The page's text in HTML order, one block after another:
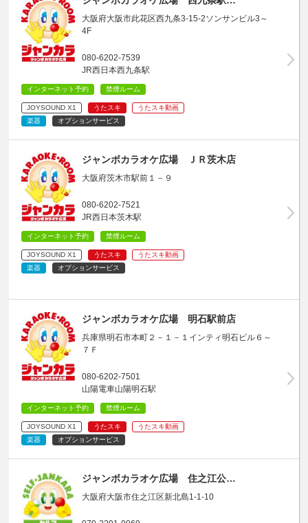
大阪府大阪市此花区西九条3-15-2ソンサンビル3～
4F
080-6202-7539
JR西日本西九条駅
インターネット予約 禁煙ルーム
JOYSOUND X1 うたスキ
うたスキ動画
楽器
オプションサービス
ジャンボカラオケ広場 ＪＲ茨木店
大阪府茨木市駅前１－９
080-6202-7521
JR西日本茨木駅
インターネット予約 禁煙ルーム
JOYSOUND X1 うたスキ
うたスキ動画
楽器
オプションサービス
ジャンボカラオケ広場 明石駅前店
兵庫県明石市本町２－１－１インティ明石ビル６～
７Ｆ
080-6202-7501
山陽電車山陽明石駅
インターネット予約 禁煙ルーム
JOYSOUND X1 うたスキ
うたスキ動画
楽器
オプションサービス
ジャンボカラオケ広場 住之江公…
大阪府大阪市住之江区新北島1-1-10